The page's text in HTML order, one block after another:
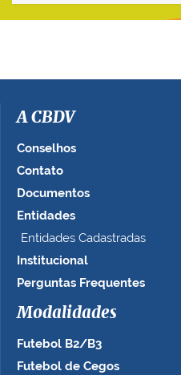
A CBDV
Conselhos
Contato
Documentos
Entidades
Entidades Cadastradas
Institucional
Perguntas Frequentes
Modalidades
Futebol B2/B3
Futebol de Cegos